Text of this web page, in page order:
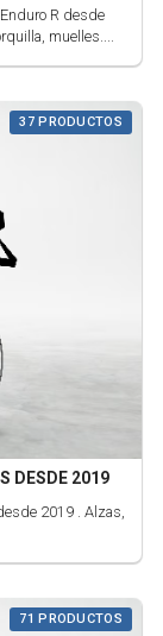
muelles....
37 PRODUCTOS
DESDE 2019
2019 . Alzas,
71 PRODUCTOS